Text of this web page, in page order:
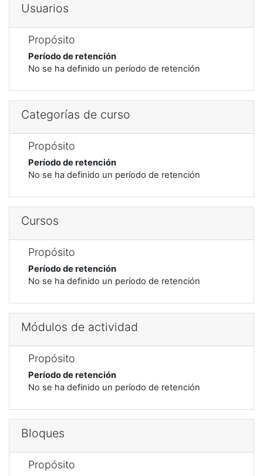
Usuarios
Propósito
Período de retención
No se ha definido un período de retención
Categorías de curso
Propósito
Período de retención
No se ha definido un período de retención
Cursos
Propósito
Período de retención
No se ha definido un período de retención
Módulos de actividad
Propósito
Período de retención
No se ha definido un período de retención
Bloques
Propósito